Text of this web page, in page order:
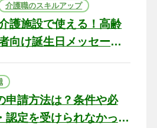
介護職のスキルアップ
護施設で使える！高齢
向け誕生日メッセージ
申請方法は？条件や必
認定を受けられなかっ